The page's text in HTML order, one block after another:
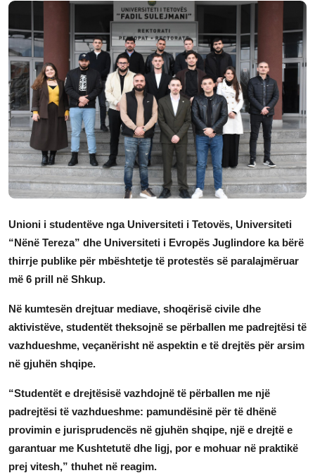
SPORT
SHENDETI
JETA
Gallery
Shqip
Unioni i studentëve nga Universiteti i Tetovës, Universiteti
“Nënë Tereza” dhe Universiteti i Evropës Juglindore ka bërë
thirrje publike për mbështetje të protestës së paralajmëruar
më 6 prill në Shkup.
Në kumtesën drejtuar mediave, shoqërisë civile dhe
aktivistëve, studentët theksojnë se përballen me padrejtësi të
vazhdueshme, veçanërisht në aspektin e të drejtës për arsim
në gjuhën shqipe.
“Studentët e drejtësisë vazhdojnë të përballen me një
padrejtësi të vazhdueshme: pamundësinë për të dhënë
provimin e jurisprudencës në gjuhën shqipe, një e drejtë e
garantuar me Kushtetutë dhe ligj, por e mohuar në praktikë
prej vitesh,” thuhet në reagim.